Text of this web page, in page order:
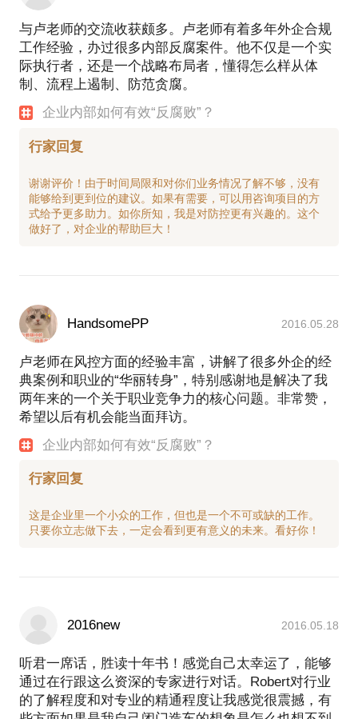
与卢老师的交流收获颇多。卢老师有着多年外企合规
工作经验，办过很多内部反腐案件。他不仅是一个实
际执行者，还是一个战略布局者，懂得怎么样从体
制、流程上遏制、防范贪腐。
企业内部如何有效“反腐败”？
行家回复
谢谢评价！由于时间局限和对你们业务情况了解不够，没有
能够给到更到位的建议。如果有需要，可以用咨询项目的方
式给予更多助力。如你所知，我是对防控更有兴趣的。这个
HandsomePP 2016.05.28
卢老师在风控方面的经验丰富，讲解了很多外企的经
典案例和职业的“华丽转身”，特别感谢地是解决了我
两年来的一个关于职业竞争力的核心问题。非常赞，
希望以后有机会能当面拜访。
企业内部如何有效“反腐败”？
行家回复
这是企业里一个小众的工作，但也是一个不可或缺的工作。
2016new 2016.05.18
听君一席话，胜读十年书！感觉自己太幸运了，能够
通过在行跟这么资深的专家进行对话。Robert对行业
的了解程度和对专业的精通程度让我感觉很震撼，有